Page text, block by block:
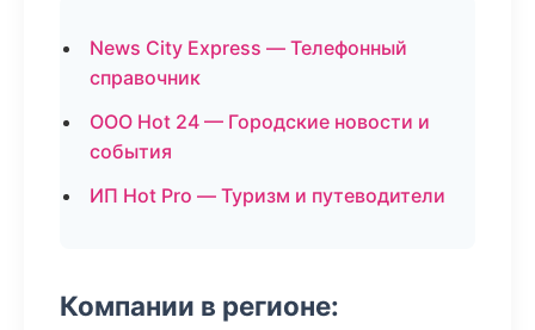
News City Express — Телефонный
справочник
ООО Hot 24 — Городские новости и
события
ИП Hot Pro — Туризм и путеводители
Компании в регионе: